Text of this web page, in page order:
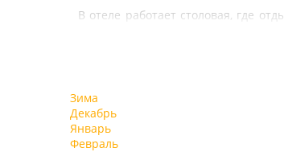
В отеле работает столовая, где
заказать себе завтраки,
теннис, а в холле на 2 этаже отеля
Кроме того, отдыхающие могут
пещеру. Для автовладельцев
парковка, сеть wi-fi доступна только
Зима
Декабрь
Январь
Февраль